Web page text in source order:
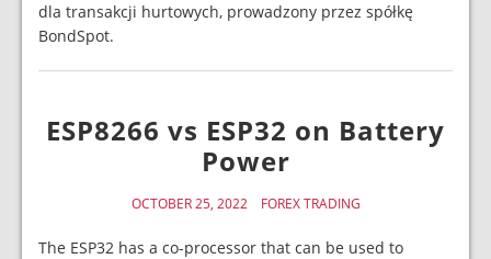
dla transakcji hurtowych, prowadzony przez spółkę
BondSpot.
ESP8266 vs ESP32 on Battery
Power
OCTOBER 25, 2022 FOREX TRADING
The ESP32 has a co-processor that can be used to